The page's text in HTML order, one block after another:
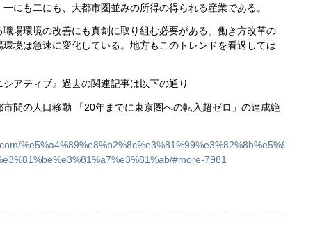
にも二にも、大都市圏並みの所得の得られる産業である。
場環境の改善にも真剣に取り組む必要がある。働き方改革の
境は急速に変化している。地方もこのトレンドを看過しては
アティブ』過去の関連記事は以下の通り
間の人口移動 「20年までに東京圏への転入超ゼロ」の達成絶
#more-7981